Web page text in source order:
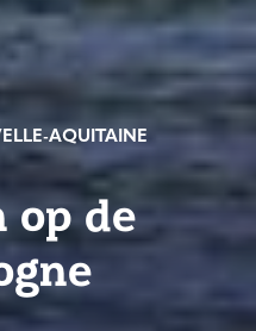
AQUITAINE
op de